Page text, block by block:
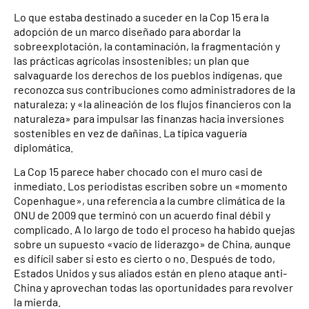
Lo que estaba destinado a suceder en la Cop 15 era la
adopción de un marco diseñado para abordar la
sobreexplotación, la contaminación, la fragmentación y
las prácticas agrícolas insostenibles; un plan que
salvaguarde los derechos de los pueblos indígenas, que
reconozca sus contribuciones como administradores de la
naturaleza; y «la alineación de los flujos financieros con la
naturaleza» para impulsar las finanzas hacia inversiones
sostenibles en vez de dañinas. La típica vaguería
diplomática.
La Cop 15 parece haber chocado con el muro casi de
inmediato. Los periodistas escriben sobre un «momento
Copenhague», una referencia a la cumbre climática de la
ONU de 2009 que terminó con un acuerdo final débil y
complicado. A lo largo de todo el proceso ha habido quejas
sobre un supuesto «vacío de liderazgo» de China, aunque
es difícil saber si esto es cierto o no. Después de todo,
Estados Unidos y sus aliados están en pleno ataque anti-
China y aprovechan todas las oportunidades para revolver
la mierda.